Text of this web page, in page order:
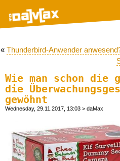
« Thunderbird-Anwender
Wie man schon die
die
gewöhnt
Wednesday, 29.11.2017, 13:03 > daMax